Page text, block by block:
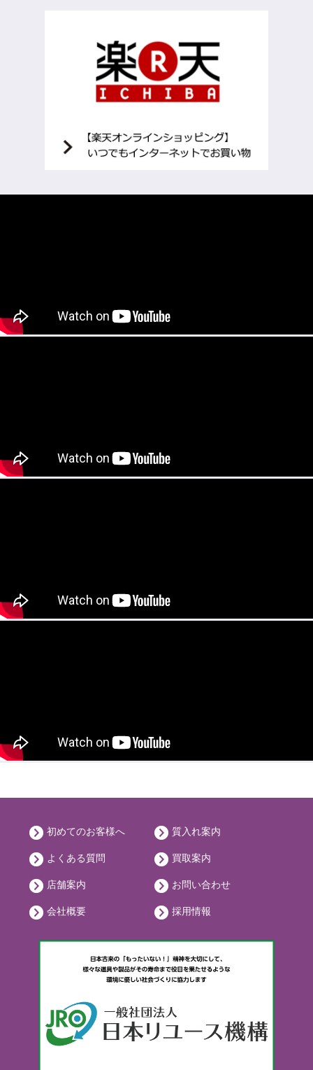
初めてのお客様へ 質入れ案内
よくある質問 買取案内
店舗案内 お問い合わせ
会社概要 採用情報